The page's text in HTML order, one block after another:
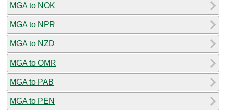
MGA to NOK
MGA to NPR
MGA to NZD
MGA to OMR
MGA to PAB
MGA to PEN